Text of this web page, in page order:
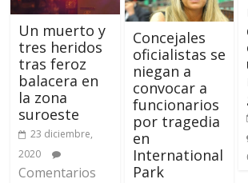
Un muerto y
tres heridos
tras feroz
balacera en
la zona
suroeste
23 diciembre,
2020
Comentarios
Concejales
oficialistas se
niegan a
convocar a
funcionarios
por tragedia
en
International
Park